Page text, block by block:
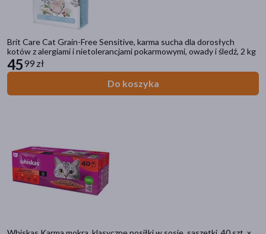
Brit Care Cat Grain-Free Sensitive, karma sucha dla dorosłych
kotów z alergiami i nietolerancjami pokarmowymi, owady i śledź, 2 kg
4599 zł
Do koszyka